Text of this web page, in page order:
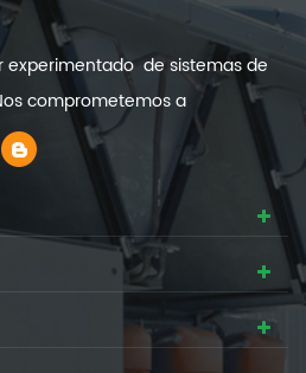
experimentado de sistemas de
comprometemos a
refrigeración industrial de alta